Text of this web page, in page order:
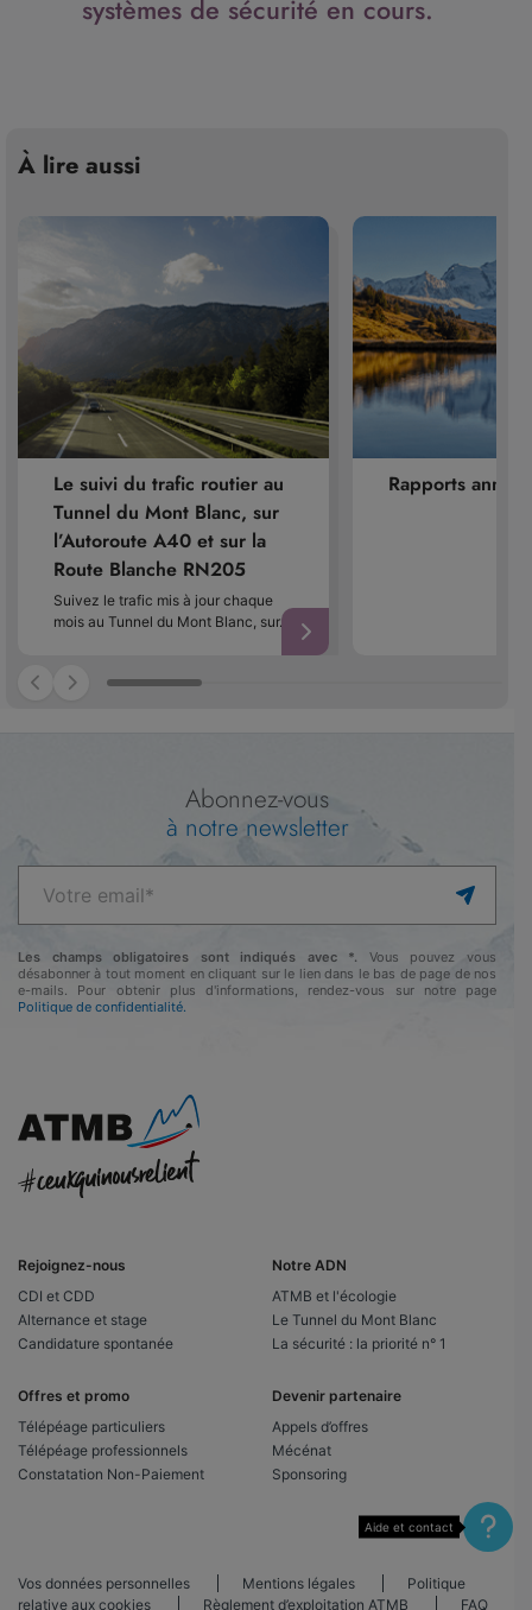
systèmes de sécurité en cours.
À lire aussi
Le suivi du trafic routier au
Tunnel du Mont Blanc, sur
l’Autoroute A40 et sur la
Route Blanche RN205
Suivez le trafic mis à jour chaque
mois au Tunnel du Mont Blanc, sur…
Rapports
Abonnez-vous
à notre newsletter
Les champs obligatoires sont indiqués avec *. Vous pouvez vous
désabonner à tout moment en cliquant sur le lien dans le bas de page de nos
e-mails. Pour obtenir plus d'informations, rendez-vous sur notre page
Politique de confidentialité.
Aide et contact
Rejoignez-nous
CDI et CDD
Alternance et stage
Candidature spontanée
Notre ADN
ATMB et l'écologie
Le Tunnel du Mont Blanc
La sécurité : la priorité n° 1
Offres et promo
Télépéage particuliers
Télépéage professionnels
Constatation Non-Paiement
Devenir partenaire
Appels d’offres
Mécénat
Sponsoring
Vos données personnelles Mentions légales
Politique
relative aux cookies
Règlement d’exploitation ATMB FAQ